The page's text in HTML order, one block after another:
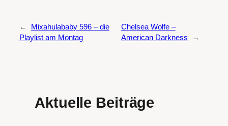
←
Mixahulababy 596 – die
Playlist am Montag
Chelsea Wolfe –
American Darkness
→
Aktuelle Beiträge